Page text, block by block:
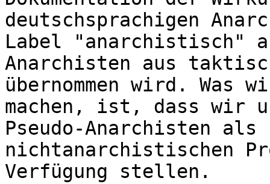
deutschsprachigen
Label "anarchistisch"
Anarchisten aus
übernommen wird.
machen, ist, dass wir
Pseudo-Anarchisten
nichtanarchistischen
Verfügung stellen.